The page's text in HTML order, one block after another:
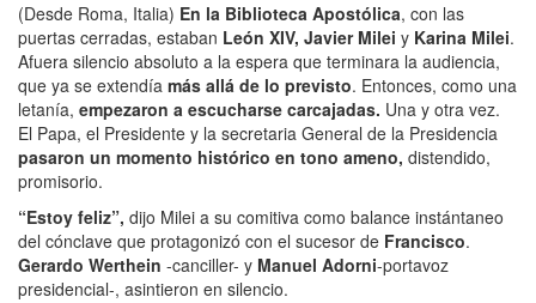
(Desde Roma, Italia) En la Biblioteca Apostólica, con las
puertas cerradas, estaban León XIV, Javier Milei y Karina Milei.
Afuera silencio absoluto a la espera que terminara la audiencia,
que ya se extendía más allá de lo previsto. Entonces, como una
letanía, empezaron a escucharse carcajadas. Una y otra vez.
El Papa, el Presidente y la secretaria General de la Presidencia
pasaron un momento histórico en tono ameno, distendido,
promisorio.
“Estoy feliz”, dijo Milei a su comitiva como balance instántaneo
del cónclave que protagonizó con el sucesor de Francisco.
Gerardo Werthein -canciller- y Manuel Adorni-portavoz
presidencial-, asintieron en silencio.